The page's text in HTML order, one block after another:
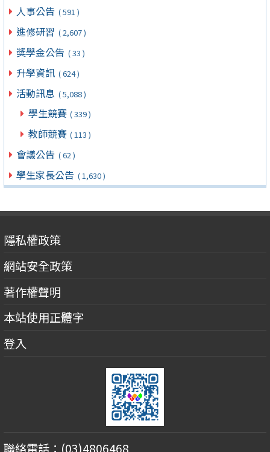
人事公告 ( 591 )
進修研習 ( 2,607 )
獎學金公告 ( 33 )
升學資訊 ( 624 )
活動訊息 ( 5,088 )
學生競賽 ( 339 )
教師競賽 ( 113 )
會議公告 ( 62 )
學生家長公告 ( 1,630 )
隱私權政策
網站安全政策
著作權聲明
本站使用正體字
登入
聯絡電話：(03)4806468